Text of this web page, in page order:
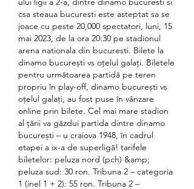
csa steaua bucuresti este asteptat sa se
joace cu peste 20,000 spectatori, luni, 15
mai 2023, de la ora 20:30 pe stadionul
arena nationala din bucuresti. Bilete la
dinamo bucurești vs oțelul galați. Biletele
pentru următoarea partidă pe teren
propriu în play-off, dinamo bucurești vs
oțelul galați, au fost puse în vânzare
online prin bilete. Cel mai mare stadion
al țării va găzdui partida dintre dinamo
bucurești – u craiova 1948, în cadrul
etapei a ix-a de superligă! tarifele
biletelor: peluza nord (pch) &amp;
peluza sud: 30 ron. Tribuna 2 – categoria
1 (inel 1 + 2): 55 ron. Tribuna 2 –